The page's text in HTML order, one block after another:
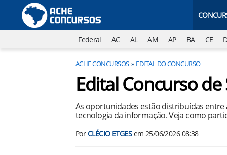
Federal AC AL AM AP BA CE
ACHE CONCURSOS EDITAL DO CONCURSO
Edital Concurso de
As oportunidades estão distribuídas
tecnologia da informação. Veja como
PorCLÉCIO ETGESem 25/06/2026 08:38